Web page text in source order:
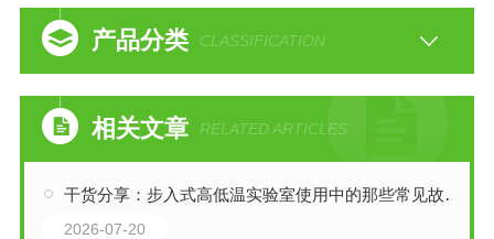
产品分类 CLASSIFICATION
相关文章 RELATED ARTICLES
干货分享：步入式高低温实验室使用中的那些常见故障与解决技巧
2026-07-20